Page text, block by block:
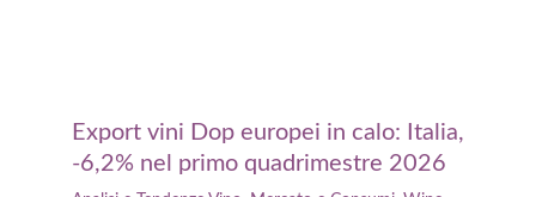
Export vini Dop europei in calo: Italia,
-6,2% nel primo quadrimestre 2026